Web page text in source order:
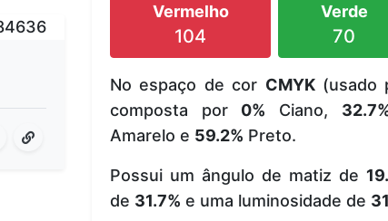
Vermelho
104
Verde
70
No espaço de cor CMYK(usado
composta por 0% Ciano,
Amarelo e 59.2% Preto.
Possui um ângulo de matiz de
de 31.7% e uma luminosidade de